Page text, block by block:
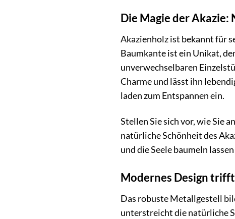
Die Magie der
Akazienholz ist bekannt für
Baumkante ist ein Unikat,
unverwechselbaren
Charme und lässt ihn
laden zum Entspannen ein.
Stellen Sie sich vor, wie Sie
natürliche Schönheit des
und die Seele baumeln
Modernes Design
Das robuste Metallgestell
unterstreicht die natürliche